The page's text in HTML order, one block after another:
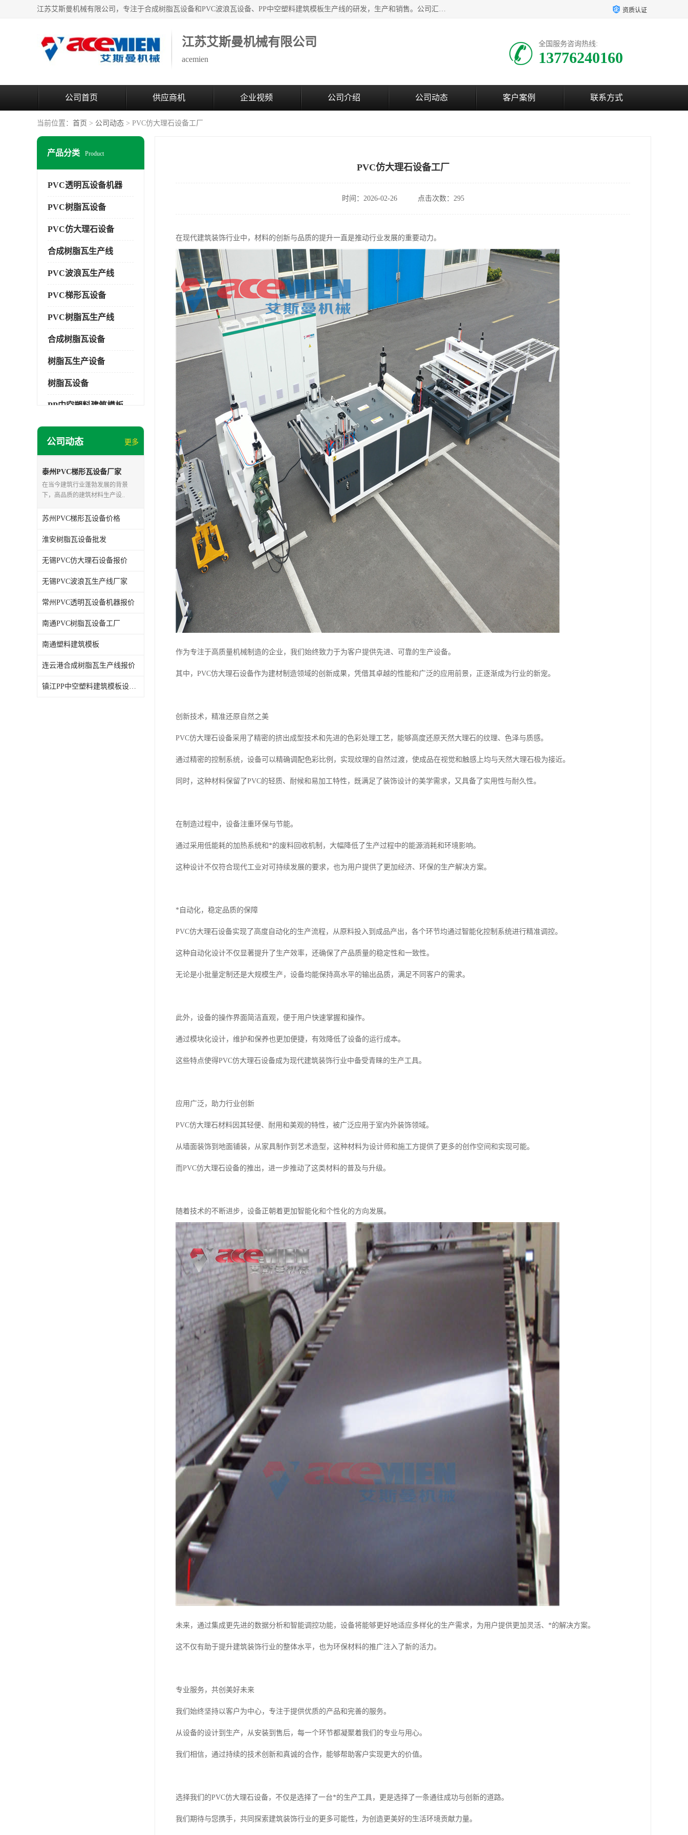
江苏艾斯曼机械有限公司，专注于合成树脂瓦设备和PVC波浪瓦设备、PP中空塑料建筑模板生产线的研发，生产和销售。公司汇集了一批专业技术领域的优秀人才，组成了以中青年科技精英为骨干的高素质科研队伍，在不断的产品研发实践中积累了丰富的产品设计经验和精深的理论知识。 资质认证
江苏艾斯曼机械有限公司
acemien
全国服务咨询热线:
13776240160
公司首页 供应商机 企业视频 公司介绍 公司动态 客户案例 联系方式
当前位置： 首页 > 公司动态 > PVC仿大理石设备工厂
产品分类 Product
PVC透明瓦设备机器
PVC树脂瓦设备
PVC仿大理石设备
合成树脂瓦生产线
PVC波浪瓦生产线
PVC梯形瓦设备
PVC树脂瓦生产线
合成树脂瓦设备
树脂瓦生产设备
树脂瓦设备
塑料建筑模板
公司动态 更多
泰州PVC梯形瓦设备厂家
在当今建筑行业蓬勃发展的背景
下，高品质的建筑材料生产设..
苏州PVC梯形瓦设备价格
淮安树脂瓦设备批发
无锡PVC仿大理石设备报价
无锡PVC波浪瓦生产线厂家
常州PVC透明瓦设备机器报价
南通PVC树脂瓦设备工厂
南通塑料建筑模板
连云港合成树脂瓦生产线报价
镇江PP中空塑料建筑模板设备工厂
PVC仿大理石设备工厂
时间：2026-02-26 点击次数：295
在现代建筑装饰行业中，材料的创新与品质的提升一直是推动行业发展的重要动力。
作为专注于高质量机械制造的企业，我们始终致力于为客户提供先进、可靠的生产设备。
其中，PVC仿大理石设备作为建材制造领域的创新成果，凭借其卓越的性能和广泛的应用前景，正逐渐成为行业的新宠。
创新技术，精准还原自然之美
PVC仿大理石设备采用了精密的挤出成型技术和先进的色彩处理工艺，能够高度还原天然大理石的纹理、色泽与质感。
通过精密的控制系统，设备可以精确调配色彩比例，实现纹理的自然过渡，使成品在视觉和触感上均与天然大理石极为接近。
同时，这种材料保留了PVC的轻质、耐候和易加工特性，既满足了装饰设计的美学需求，又具备了实用性与耐久性。
在制造过程中，设备注重环保与节能。
通过采用低能耗的加热系统和*的废料回收机制，大幅降低了生产过程中的能源消耗和环境影响。
这种设计不仅符合现代工业对可持续发展的要求，也为用户提供了更加经济、环保的生产解决方案。
*自动化，稳定品质的保障
PVC仿大理石设备实现了高度自动化的生产流程，从原料投入到成品产出，各个环节均通过智能化控制系统进行精准调控。
这种自动化设计不仅显著提升了生产效率，还确保了产品质量的稳定性和一致性。
无论是小批量定制还是大规模生产，设备均能保持高水平的输出品质，满足不同客户的需求。
此外，设备的操作界面简洁直观，便于用户快速掌握和操作。
通过模块化设计，维护和保养也更加便捷，有效降低了设备的运行成本。
这些特点使得PVC仿大理石设备成为现代建筑装饰行业中备受青睐的生产工具。
应用广泛，助力行业创新
PVC仿大理石材料因其轻便、耐用和美观的特性，被广泛应用于室内外装饰领域。
从墙面装饰到地面铺装，从家具制作到艺术造型，这种材料为设计师和施工方提供了更多的创作空间和实现可能。
而PVC仿大理石设备的推出，进一步推动了这类材料的普及与升级。
随着技术的不断进步，设备正朝着更加智能化和个性化的方向发展。
未来，通过集成更先进的数据分析和智能调控功能，设备将能够更好地适应多样化的生产需求，为用户提供更加灵活、*的解决方案。
这不仅有助于提升建筑装饰行业的整体水平，也为环保材料的推广注入了新的活力。
专业服务，共创美好未来
我们始终坚持以客户为中心，专注于提供优质的产品和完善的服务。
从设备的设计到生产，从安装到售后，每一个环节都凝聚着我们的专业与用心。
我们相信，通过持续的技术创新和真诚的合作，能够帮助客户实现更大的价值。
选择我们的PVC仿大理石设备，不仅是选择了一台*的生产工具，更是选择了一条通往成功与创新的道路。
我们期待与您携手，共同探索建筑装饰行业的更多可能性，为创造更美好的生活环境贡献力量。